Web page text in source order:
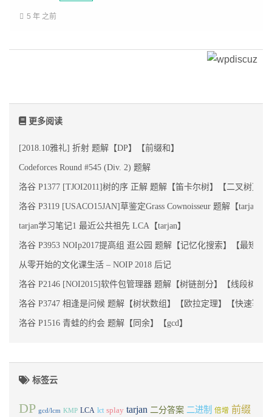
5 年 之前
更多阅读
[2018.10雅礼] 折射 题解【DP】【前缀和】
Codeforces Round #545 (Div. 2) 题解
洛谷 P1377 [TJOI2011]树的序 正解 题解【笛卡尔树】【二叉树】【
洛谷 P3119 [USACO15JAN]草鉴定Grass Cownoisseur 题解【tarjan】
tarjan学习笔记1 最近公共祖先 LCA【tarjan】
洛谷 P3953 NOIp2017提高组 逛公园 题解【记忆化搜索】【最短路
从零开始的文化课生活 – NOIP 2018 后记
洛谷 P2146 [NOI2015]软件包管理器 题解【树链剖分】【线段树】
洛谷 P3747 相逢是问候 题解【树状数组】【欧拉定理】【快速幂】
洛谷 P1516 青蛙的约会 题解【同余】【gcd】
标签云
DP gcd/lcm KMP LCA lct splay tarjan 二分答案 二进制 倍增 前缀